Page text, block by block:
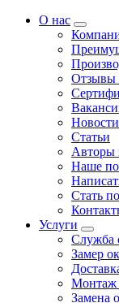
О нас
Отзывы
Новости
Статьи
Авторы
Нашe
Стать
Услуги
Служба
Замер
Монтаж
Замена